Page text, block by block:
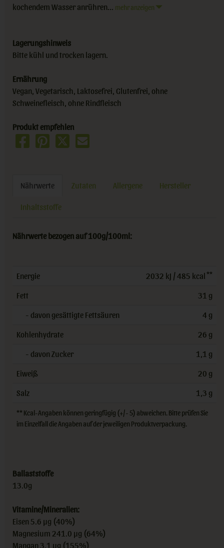
kochendem Wasser anrühren...
mehr anzeigen
Lagerungshinweis
Bitte kühl und trocken lagern.
Ernährung
Vegan, Vegetarisch, Laktosefrei, Glutenfrei, ohne
Schweinefleisch, ohne Rindfleisch
Produkt empfehlen
Nährwerte Zutaten Allergene Hersteller
Inhaltsstoffe
Nährwerte bezogen auf 100g/100ml:
Energie 2032 kJ / 485 kcal**
Fett 31 g
- davon gesättigte Fettsäuren 4 g
Kohlenhydrate 26 g
- davon Zucker 1,1 g
Eiweiß 20 g
Salz 1,3 g
** Kcal-Angaben können geringfügig (+/- 5) abweichen. Bitte prüfen Sie
im Einzelfall die Angaben auf der jeweiligen Produktverpackung.
Ballaststoffe
13.0g
Vitamine/Mineralien:
Eisen 5.6 µg (40%)
Magnesium 241.0 µg (64%)
Mangan 3.1 µg (155%)